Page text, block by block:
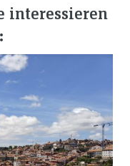
interessieren